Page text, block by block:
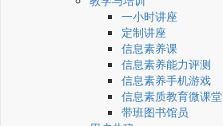
一小时讲座
定制讲座
信息素养课
信息素养能力评测
信息素养手机游戏
信息素质教育微课堂
带班图书馆员